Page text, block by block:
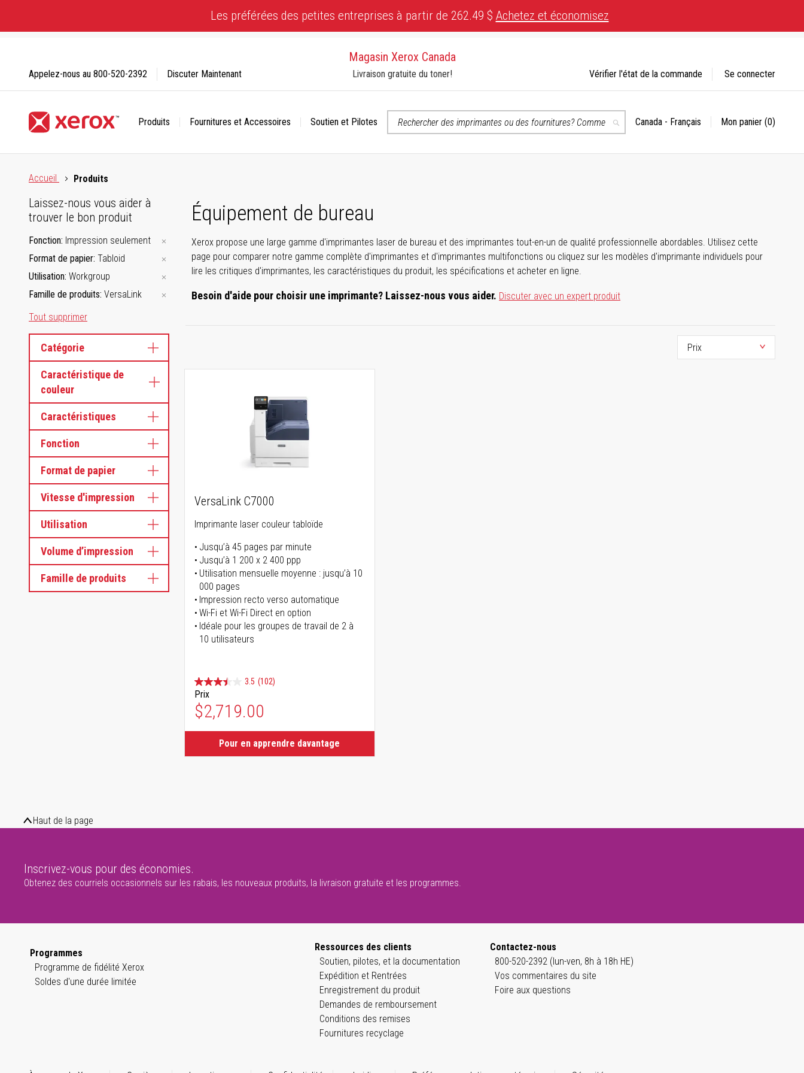
Content
Les préférées des petites entreprises à partir de 262.49 $ Achetez et économisez
Magasin Xerox Canada
Livraison gratuite du toner!
Produits Fournitures et Accessoires
Soutien et Pilotes
Recherche
Choisir
Canada - Français Mon panier (0)
Appelez-nous au 800-520-2392 Discuter Maintenant Vérifier l'état de la commande Se connecter
Accueil
Produits
Équipement de bureau
Xerox propose une large gamme d'imprimantes laser de bureau et des imprimantes tout-en-un de qualité professionnelle abordables. Utilisez cette
page pour comparer notre gamme complète d'imprimantes et d'imprimantes multifonctions ou cliquez sur les modèles d'imprimante individuels pour
lire les critiques d'imprimantes, les caractéristiques du produit, les spécifications et acheter en ligne.
Besoin d'aide pour choisir une imprimante? Laissez-nous vous aider. Discuter avec un expert produit
Laissez-nous vous aider à
trouver le bon produit
Fonction Impression seulement
Format de papier Tabloid
Utilisation Workgroup
Famille de produits VersaLink
Tout supprimer
Catégorie
Caractéristique de
couleur
Caractéristiques
Fonction
Format de papier
Vitesse d'impression
Utilisation
Volume d’impression
Famille de produits
VersaLink C7000
Imprimante laser couleur tabloïde
Jusqu’à 45 pages par minute
Jusqu’à 1 200 x 2 400 ppp
Utilisation mensuelle moyenne : jusqu’à 10
000 pages
Impression recto verso automatique
Wi-Fi et Wi-Fi Direct en option
Idéale pour les groupes de travail de 2 à
10 utilisateurs
3.5 (102)
Prix
$2,719.00
Pour en apprendre davantage
Haut de la page
Inscrivez-vous pour des économies.
Obtenez des courriels occasionnels sur les rabais, les nouveaux produits, la livraison gratuite et les programmes.
Programmes
Programme de fidélité Xerox
Soldes d'une durée limitée
Ressources des clients
Soutien, pilotes, et la documentation
Expédition et Rentrées
Enregistrement du produit
Demandes de remboursement
Conditions des remises
Fournitures recyclage
Contactez-nous
800-520-2392 (lun-ven, 8h à 18h HE)
Vos commentaires du site
Foire aux questions